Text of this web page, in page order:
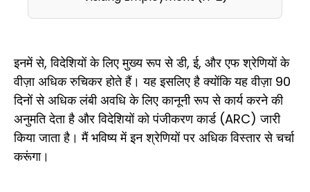
इनमें से, विदेशियों के लिए मुख्य रूप से डी, ई, और एफ श्रेणियों के
वीज़ा अधिक रुचिकर होते हैं। यह इसलिए है क्योंकि यह वीज़ा 90
दिनों से अधिक लंबी अवधि के लिए कानूनी रूप से कार्य करने की
अनुमति देता है और विदेशियों को पंजीकरण कार्ड (ARC) जारी
किया जाता है। मैं भविष्य में इन श्रेणियों पर अधिक विस्तार से चर्चा
करूंगा।